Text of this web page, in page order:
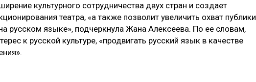
культурного сотрудничества двух стран и создает
театра, «а также позволит увеличить охват публики
русском языке», подчеркнула Жана Алексеева. По ее словам,
к русской культуре, «продвигать русский язык в качестве